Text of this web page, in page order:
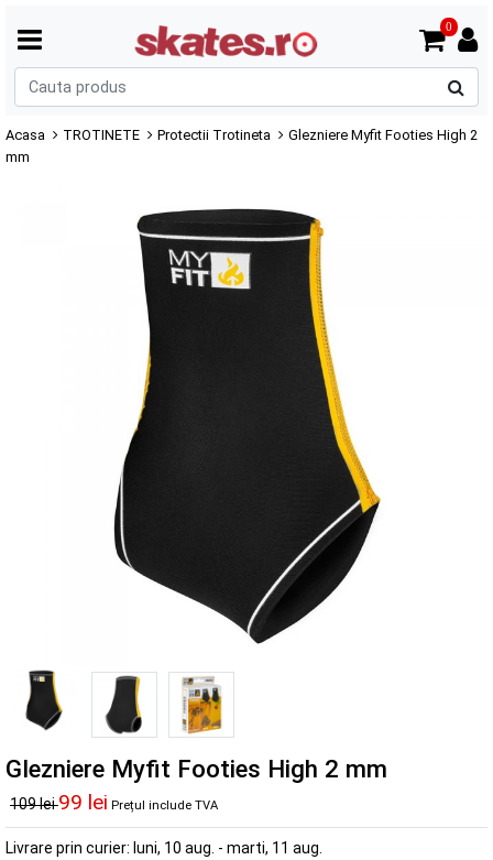
0
Acasa TROTINETE Protectii Trotineta
Glezniere Myfit Footies High 2
mm
Glezniere Myfit Footies High 2 mm
109 lei99 lei Prețul include TVA
Livrare prin curier: luni, 10 aug. - marti, 11 aug.